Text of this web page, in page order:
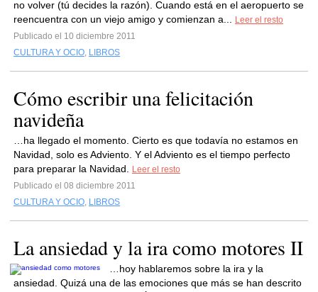
no volver (tú decides la razón). Cuando está en el aeropuerto se
reencuentra con un viejo amigo y comienzan a...
Leer el resto
Publicado el 10 diciembre 2011
CULTURA Y OCIO, LIBROS
Cómo escribir una felicitación
navideña
…ha llegado el momento. Cierto es que todavía no estamos en
Navidad, solo es Adviento. Y el Adviento es el tiempo perfecto
para preparar la Navidad.
Leer el resto
Publicado el 08 diciembre 2011
CULTURA Y OCIO, LIBROS
La ansiedad y la ira como motores II
…hoy hablaremos sobre la ira y la
ansiedad. Quizá una de las emociones que más se han descrito